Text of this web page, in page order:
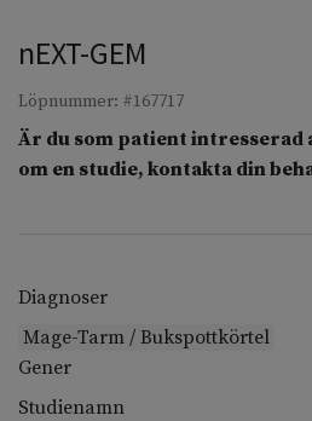
nEXT-GEM
Löpnummer: #167717
Är du som patient
om en studie, kontakta din
Diagnoser
Mage-Tarm / Bukspottkörtel
Gener
Studienamn